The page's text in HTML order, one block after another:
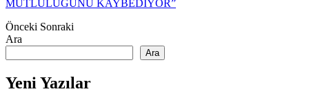
MUTLULUĞUNU KAYBEDİYOR”
Önceki Sonraki
Ara
Ara
Yeni Yazılar